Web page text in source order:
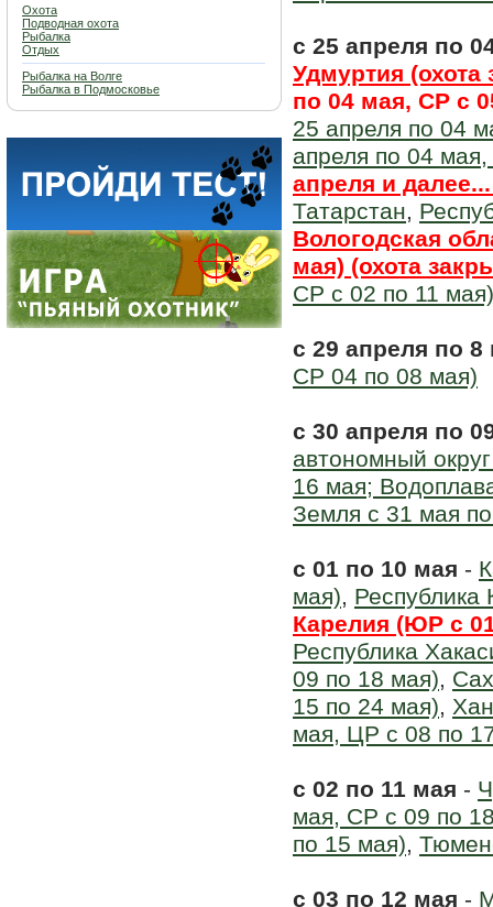
Охота
Подводная охота
Рыбалка
Отдых
Рыбалка на Волге
Рыбалка в Подмосковье
с 25 апреля по
Удмуртия (охота
по 04 мая, СР с
25 апреля по 04
апреля по 04
апреля и
Татарстан,
Вологодская
мая) (охота
СР с 02 по 11 мая)
с 29 апреля по 8
СР 04 по 08 мая)
с 30 апреля по
автономный
16 мая;
Земля с 31 мая
с 01 по 10 мая -
мая),
Карелия (ЮР с
Республика
09 по 18 мая),
15 по 24 мая),
мая, ЦР с 08 по
с 02 по 11 мая -
мая, СР с 09 по
по 15 мая),
с 03 по 12 мая -